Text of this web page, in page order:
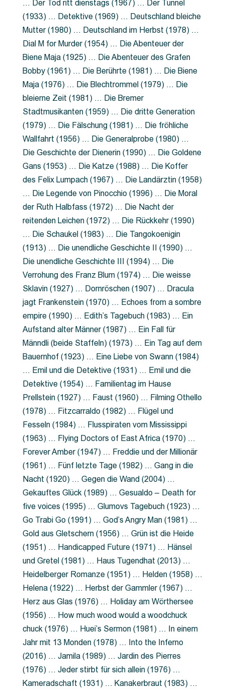
… Der Tod ritt dienstags (1967) … Der Tunnel
(1933) … Detektive (1969) … Deutschland bleiche
Mutter (1980) … Deutschland im Herbst (1978) …
Dial M for Murder (1954) … Die Abenteuer der
Biene Maja (1925) … Die Abenteuer des Grafen
Bobby (1961) … Die Berührte (1981) … Die Biene
Maja (1976) … Die Blechtrommel (1979) … Die
bleierne Zeit (1981) … Die Bremer
Stadtmusikanten (1959) … Die dritte Generation
(1979) … Die Fälschung (1981) … Die fröhliche
Wallfahrt (1956) … Die Generalprobe (1980) …
Die Geschichte der Dienerin (1990) … Die Goldene
Gans (1953) … Die Katze (1988) … Die Koffer
des Felix Lumpach (1967) … Die Landärztin (1958)
… Die Legende von Pinocchio (1996) … Die Moral
der Ruth Halbfass (1972) … Die Nacht der
reitenden Leichen (1972) … Die Rückkehr (1990)
… Die Schaukel (1983) … Die Tangokoenigin
(1913) … Die unendliche Geschichte II (1990) …
Die unendliche Geschichte III (1994) … Die
Verrohung des Franz Blum (1974) … Die weisse
Sklavin (1927) … Dornröschen (1907) … Dracula
jagt Frankenstein (1970) … Echoes from a sombre
empire (1990) … Edith’s Tagebuch (1983) … Ein
Aufstand alter Männer (1987) … Ein Fall für
Männdli (beide Staffeln) (1973) … Ein Tag auf dem
Bauernhof (1923) … Eine Liebe von Swann (1984)
… Emil und die Detektive (1931) … Emil und die
Detektive (1954) … Familientag im Hause
Prellstein (1927) … Faust (1960) … Filming Othello
(1978) … Fitzcarraldo (1982) … Flügel und
Fesseln (1984) … Flusspiraten vom Mississippi
(1963) … Flying Doctors of East Africa (1970) …
Forever Amber (1947) … Freddie und der Millionär
(1961) … Fünf letzte Tage (1982) … Gang in die
Nacht (1920) … Gegen die Wand (2004) …
Gekauftes Glück (1989) … Gesualdo – Death for
five voices (1995) … Glumovs Tagebuch (1923) …
Go Trabi Go (1991) … God’s Angry Man (1981) …
Gold aus Gletschern (1956) … Grün ist die Heide
(1951) … Handicapped Future (1971) … Hänsel
und Gretel (1981) … Haus Tugendhat (2013) …
Heidelberger Romanze (1951) … Helden (1958) …
Helena (1922) … Herbst der Gammler (1967) …
Herz aus Glas (1976) … Holiday am Wörthersee
(1956) … How much wood would a woodchuck
chuck (1976) … Huei’s Sermon (1981) … In einem
Jahr mit 13 Monden (1978) … Into the Inferno
(2016) … Jamila (1989) … Jardin des Pierres
(1976) … Jeder stirbt für sich allein (1976) …
Kameradschaft (1931) … Kanakerbraut (1983) …